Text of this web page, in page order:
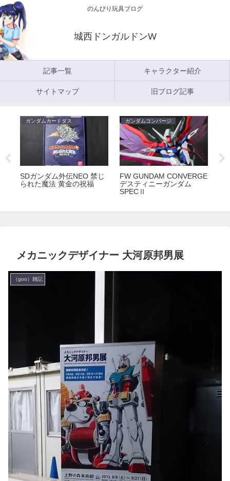
のんびり玩具ブログ
城西ドンガルドンW
記事一覧 キャラクター紹介
サイトマップ 旧ブログ記事
ガンダムカードダス
SDガンダム外伝NEO 禁じ
られた魔法 黄金の祝福
ガンダムコンバージ
FW GUNDAM CONVERGE
デスティニーガンダム
SPECⅡ
メカニックデザイナー 大河原邦男展
（goo）雑記